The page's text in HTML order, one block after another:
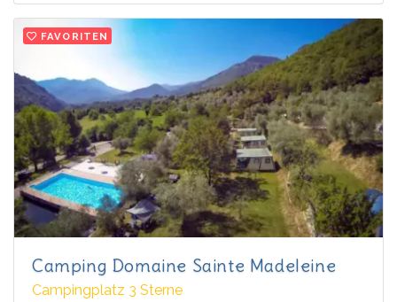
FAVORITEN
Camping Domaine Sainte Madeleine
Campingplatz 3 Sterne